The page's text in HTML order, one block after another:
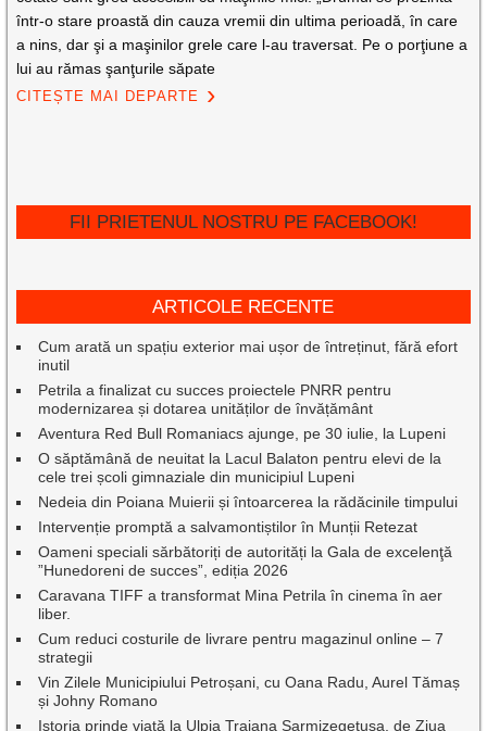
într-o stare proastă din cauza vremii din ultima perioadă, în care
a nins, dar şi a maşinilor grele care l-au traversat. Pe o porţiune a
lui au rămas şanţurile săpate
CITEȘTE MAI DEPARTE
FII PRIETENUL NOSTRU PE FACEBOOK!
ARTICOLE RECENTE
Cum arată un spațiu exterior mai ușor de întreținut, fără efort
inutil
Petrila a finalizat cu succes proiectele PNRR pentru
modernizarea și dotarea unităților de învățământ
Aventura Red Bull Romaniacs ajunge, pe 30 iulie, la Lupeni
O săptămână de neuitat la Lacul Balaton pentru elevi de la
cele trei școli gimnaziale din municipiul Lupeni
Nedeia din Poiana Muierii și întoarcerea la rădăcinile timpului
Intervenție promptă a salvamontiștilor în Munții Retezat
Oameni speciali sărbătoriți de autorități la Gala de excelenţă
”Hunedoreni de succes”, ediția 2026
Caravana TIFF a transformat Mina Petrila în cinema în aer
liber.
Cum reduci costurile de livrare pentru magazinul online – 7
strategii
Vin Zilele Municipiului Petroșani, cu Oana Radu, Aurel Tămaș
și Johny Romano
Istoria prinde viață la Ulpia Traiana Sarmizegetusa, de Ziua